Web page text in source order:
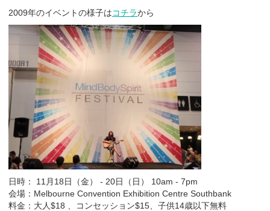
2009年のイベントの様子はコチラから
日時： 11月18日（金） - 20日（日） 10am - 7pm
会場：Melbourne Convention Exhibition Centre Southbank
料金：大人$18 、コンセッション$15、子供14歳以下無料